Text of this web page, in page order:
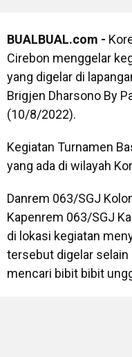
BUALBUAL.com -
Cirebon menggelar
yang digelar di
Brigjen Dharsono By
(10/8/2022).
Kegiatan Turnamen
yang ada di wilayah
Danrem 063/SGJ
Kapenrem 063/SGJ
di lokasi kegiatan
tersebut digelar selain
mencari bibit bibit